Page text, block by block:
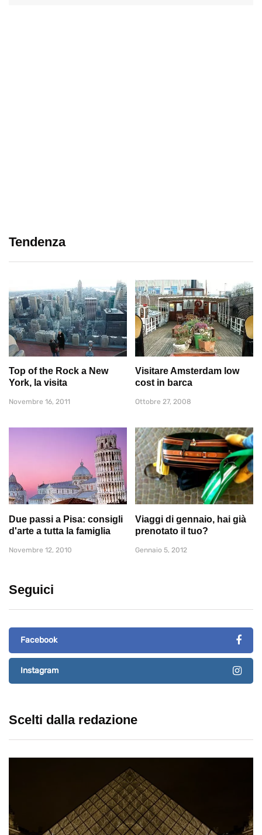
Tendenza
Top of the Rock a New
York, la visita
Novembre 16, 2011
Visitare Amsterdam low
cost in barca
Ottobre 27, 2008
Due passi a Pisa: consigli
d'arte a tutta la famiglia
Novembre 12, 2010
Viaggi di gennaio, hai già
prenotato il tuo?
Gennaio 5, 2012
Seguici
Facebook
Instagram
Scelti dalla redazione